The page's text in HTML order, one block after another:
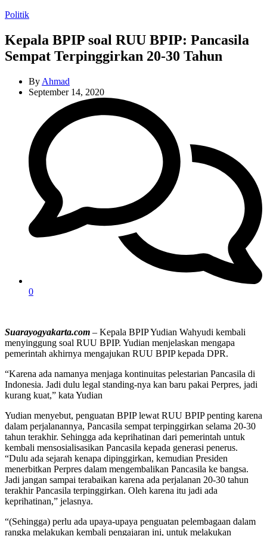
Categories
Politik
Kepala BPIP soal RUU BPIP: Pancasila
Sempat Terpinggirkan 20-30 Tahun
By Ahmad
September 14, 2020
0
Suarayogyakarta.com – Kepala BPIP Yudian Wahyudi kembali
menyinggung soal RUU BPIP. Yudian menjelaskan mengapa
pemerintah akhirnya mengajukan RUU BPIP kepada DPR.
“Karena ada namanya menjaga kontinuitas pelestarian Pancasila di
Indonesia. Jadi dulu legal standing-nya kan baru pakai Perpres, jadi
kurang kuat,” kata Yudian
Yudian menyebut, penguatan BPIP lewat RUU BPIP penting karena
dalam perjalanannya, Pancasila sempat terpinggirkan selama 20-30
tahun terakhir. Sehingga ada keprihatinan dari pemerintah untuk
kembali mensosialisasikan Pancasila kepada generasi penerus.
“Dulu ada sejarah kenapa dipinggirkan, kemudian Presiden
menerbitkan Perpres dalam mengembalikan Pancasila ke bangsa.
Jadi jangan sampai terabaikan karena ada perjalanan 20-30 tahun
terakhir Pancasila terpinggirkan. Oleh karena itu jadi ada
keprihatinan,” jelasnya.
“(Sehingga) perlu ada upaya-upaya penguatan pelembagaan dalam
rangka melakukan kembali pengajaran ini, untuk melakukan